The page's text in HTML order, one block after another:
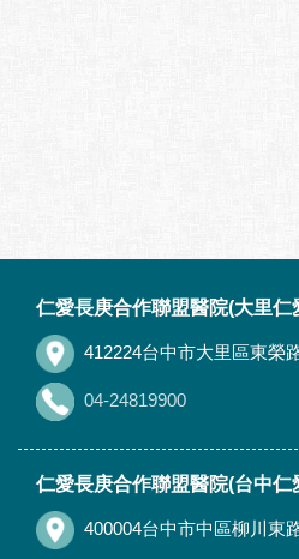
仁愛長庚合作聯盟醫院(大里仁
412224台中市大里區東榮
04-24819900
仁愛長庚合作聯盟醫院(台中仁
400004台中市中區柳川東